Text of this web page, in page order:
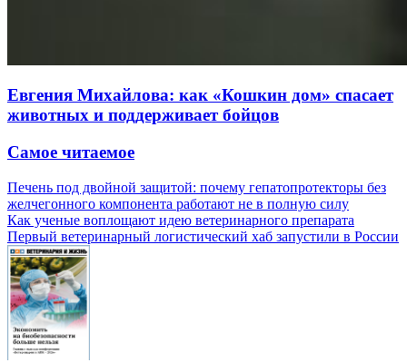
Евгения Михайлова: как «Кошкин дом» спасает
животных и поддерживает бойцов
Самое читаемое
Печень под двойной защитой: почему гепатопротекторы без
желчегонного компонента работают не в полную силу
Как ученые воплощают идею ветеринарного препарата
Первый ветеринарный логистический хаб запустили в России